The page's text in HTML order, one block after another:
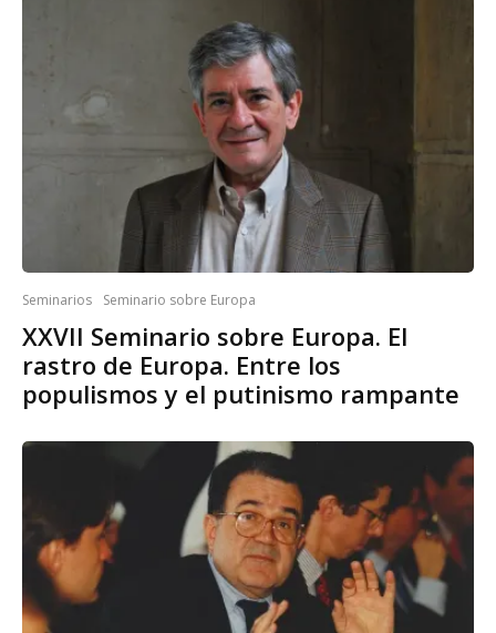
Seminarios Seminario sobre Europa
XXVII Seminario sobre Europa. El
rastro de Europa. Entre los
populismos y el putinismo rampante